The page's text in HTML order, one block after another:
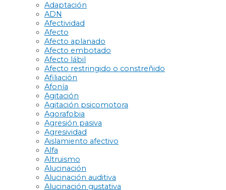
Adaptación
ADN
Afectividad
Afecto
Afecto aplanado
Afecto embotado
Afecto lábil
Afecto restringido o constreñido
Afiliación
Afonía
Agitación
Agitación psicomotora
Agorafobia
Agresión pasiva
Agresividad
Aislamiento afectivo
Alfa
Altruismo
Alucinación
Alucinación auditiva
Alucinación gustativa